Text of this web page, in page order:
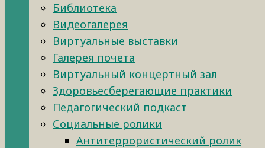
Библиотека
Видеогалерея
Виртуальные выставки
Галерея почета
Виртуальный концертный зал
Здоровьесберегающие практики
Педагогический подкаст
Социальные ролики
Антитеррористический ролик